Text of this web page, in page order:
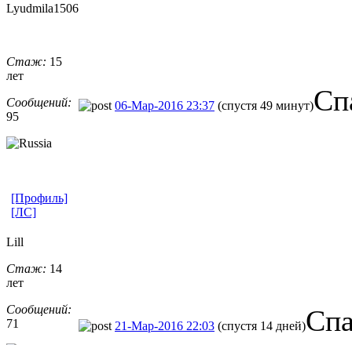
Lyudmila1506
Стаж: 15
лет
Сообщений:
95
06-Мар-2016 23:37 (спустя 49 минут)
[Профиль]
[ЛС]
Lill
Стаж: 14
лет
Сообщений:
71
21-Мар-2016 22:03 (спустя 14 дней)